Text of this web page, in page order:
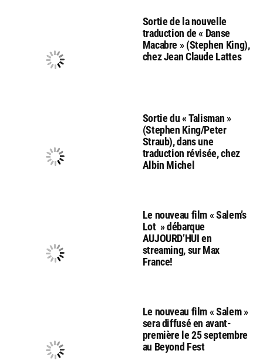
Sortie de la nouvelle
traduction de « Danse
Macabre » (Stephen King),
chez Jean Claude Lattes
Sortie du « Talisman »
(Stephen King/Peter
Straub), dans une
traduction révisée, chez
Albin Michel
Le nouveau film « Salem’s
Lot » débarque
AUJOURD’HUI en
streaming, sur Max
France!
Le nouveau film « Salem »
sera diffusé en avant-
première le 25 septembre
au Beyond Fest